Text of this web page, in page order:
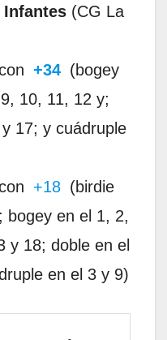
Infantes (CG La
+34 (bogey
10, 11, 12 y;
17; y cuádruple
+18 (birdie
bogey en el 1, 2,
y 18; doble en el
en el 3 y 9)